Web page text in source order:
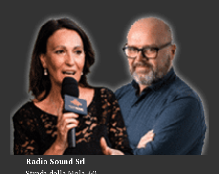
Radio Sound Srl